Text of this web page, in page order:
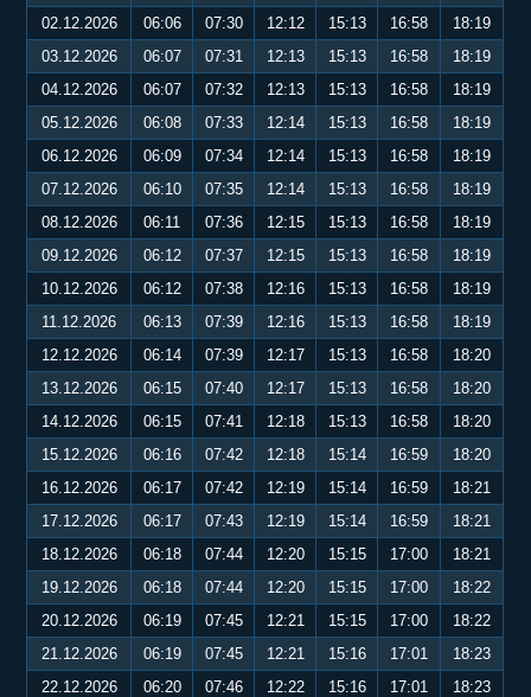
02.12.2026
06:06 07:30 12:12 15:13 16:58
18:19
03.12.2026
06:07 07:31 12:13 15:13 16:58
18:19
04.12.2026
06:07 07:32 12:13 15:13 16:58
18:19
05.12.2026
06:08 07:33 12:14 15:13 16:58
18:19
06.12.2026
06:09 07:34 12:14 15:13 16:58
18:19
07.12.2026
06:10 07:35 12:14 15:13 16:58
18:19
08.12.2026
06:11 07:36 12:15 15:13 16:58
18:19
09.12.2026
06:12 07:37 12:15 15:13 16:58
18:19
10.12.2026
06:12 07:38 12:16 15:13 16:58
18:19
11.12.2026
06:13 07:39 12:16 15:13 16:58
18:19
12.12.2026
06:14 07:39 12:17 15:13 16:58
18:20
13.12.2026
06:15 07:40 12:17 15:13 16:58
18:20
14.12.2026
06:15 07:41 12:18 15:13 16:58
18:20
15.12.2026
06:16 07:42 12:18 15:14 16:59
18:20
16.12.2026
06:17 07:42 12:19 15:14 16:59
18:21
17.12.2026
06:17 07:43 12:19 15:14 16:59
18:21
18.12.2026
06:18 07:44 12:20 15:15 17:00
18:21
19.12.2026
06:18 07:44 12:20 15:15 17:00
18:22
20.12.2026
06:19 07:45 12:21 15:15 17:00
18:22
21.12.2026
06:19 07:45 12:21 15:16 17:01
18:23
22.12.2026
06:20 07:46 12:22 15:16 17:01
18:23